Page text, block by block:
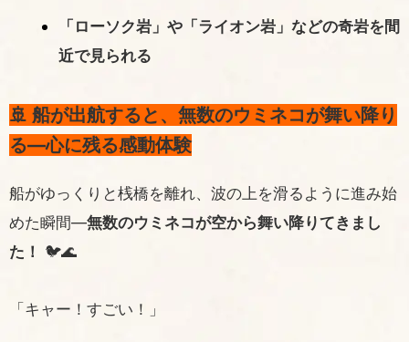
「ローソク岩」や「ライオン岩」などの奇岩を間
近で見られる
🚢 船が出航すると、無数のウミネコが舞い降り
る—心に残る感動体験
船がゆっくりと桟橋を離れ、波の上を滑るように進み始
めた瞬間—無数のウミネコが空から舞い降りてきまし
た！
🐦🌊
「キャー！すごい！」